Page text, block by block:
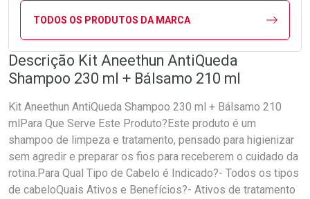
TODOS OS PRODUTOS DA MARCA
Descrição Kit Aneethun AntiQueda
Shampoo 230 ml + Bálsamo 210 ml
Kit Aneethun AntiQueda Shampoo 230 ml + Bálsamo 210
mlPara Que Serve Este Produto?Este produto é um
shampoo de limpeza e tratamento, pensado para higienizar
sem agredir e preparar os fios para receberem o cuidado da
rotina.Para Qual Tipo de Cabelo é Indicado?- Todos os tipos
de cabeloQuais Ativos e Benefícios?- Ativos de tratamento